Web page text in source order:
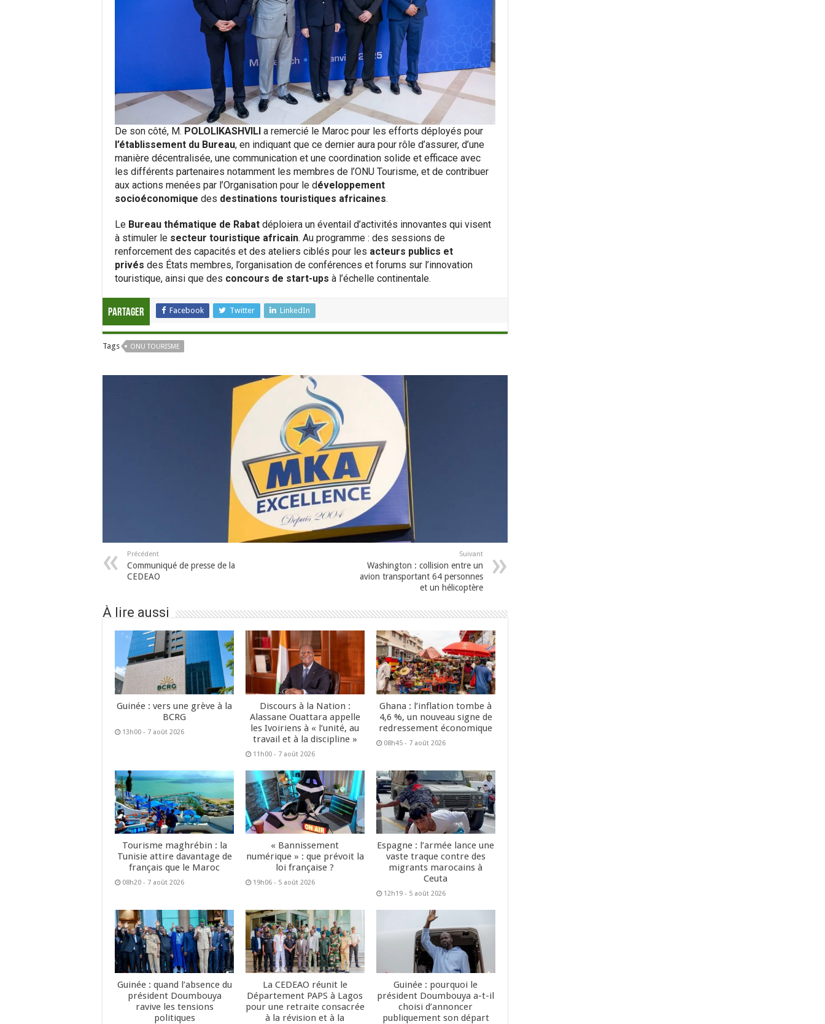
De son côté, M. POLOLIKASHVILI a remercié le Maroc pour les efforts déployés pour
l’établissement du Bureau, en indiquant que ce dernier aura pour rôle d’assurer, d’une
manière décentralisée, une communication et une coordination solide et efficace avec
les différents partenaires notamment les membres de l’ONU Tourisme, et de contribuer
aux actions menées par l’Organisation pour le développement
socioéconomique des destinations touristiques africaines.
Le Bureau thématique de Rabat déploiera un éventail d’activités innovantes qui visent
à stimuler le secteur touristique africain. Au programme : des sessions de
renforcement des capacités et des ateliers ciblés pour les acteurs publics et
privés des États membres, l’organisation de conférences et forums sur l’innovation
touristique, ainsi que des concours de start-ups à l’échelle continentale.
Partager Facebook Twitter LinkedIn
Tags ONU TOURISME
Précédent
Communiqué de presse de la
CEDEAO
Suivant
Washington : collision entre un
avion transportant 64 personnes
et un hélicoptère
À lire aussi
Guinée : vers une grève à la
BCRG
13h00 - 7 août 2026
Discours à la Nation :
Alassane Ouattara appelle
les Ivoiriens à « l’unité, au
travail et à la discipline »
11h00 - 7 août 2026
Ghana : l’inflation tombe à
4,6 %, un nouveau signe de
redressement économique
08h45 - 7 août 2026
Tourisme maghrébin : la
Tunisie attire davantage de
français que le Maroc
08h20 - 7 août 2026
« Bannissement
numérique » : que prévoit la
loi française ?
19h06 - 5 août 2026
Espagne : l’armée lance une
vaste traque contre des
migrants marocains à
Ceuta
12h19 - 5 août 2026
Guinée : quand l’absence du
président Doumbouya
ravive les tensions
politiques
La CEDEAO réunit le
Département PAPS à Lagos
pour une retraite consacrée
à la révision et à la
Guinée : pourquoi le
président Doumbouya a-t-il
choisi d’annoncer
publiquement son départ